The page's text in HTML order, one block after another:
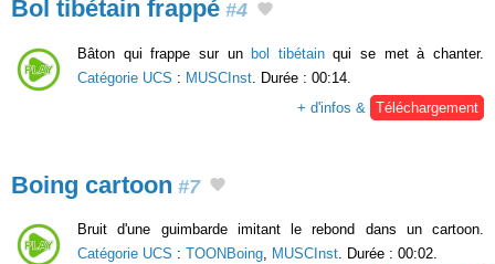
Bol tibétain frappé #4
Bâton qui frappe sur unbol tibétainqui se met à chanter.
Catégorie UCS : MUSCInst . Durée : 00:14.
+ d'infos &
Téléchargement
Boing cartoon #7
Bruit d'une guimbarde imitant le rebond dans un cartoon.
Catégorie UCS : TOONBoing, MUSCInst. Durée : 00:02.